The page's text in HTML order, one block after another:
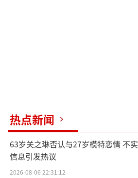
热点新闻
63岁关之琳否认与27岁模特恋情 不实
信息引发热议
2026-08-06 22:31:12